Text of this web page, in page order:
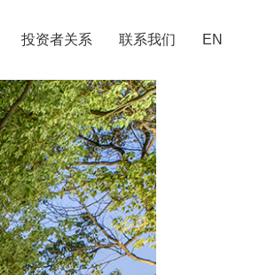
投资者关系 联系我们 EN